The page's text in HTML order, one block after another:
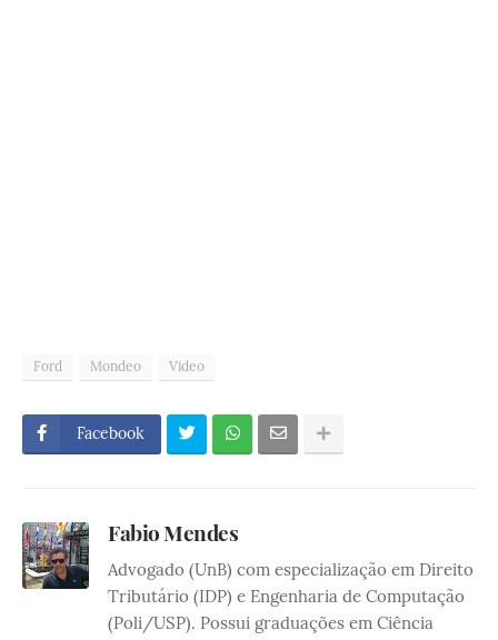
Ford Mondeo Video
Facebook
Fabio Mendes
Advogado (UnB) com especialização em Direito
Tributário (IDP) e Engenharia de Computação
(Poli/USP). Possui graduações em Ciência